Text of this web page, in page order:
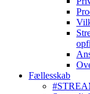
Fællesskab